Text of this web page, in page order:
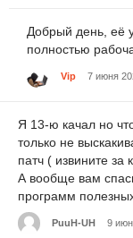
Добрый день, её
полностью
Vip 7 июня
Я 13-ю качал но
только не
патч ( извините за
А вообще вам
программ
PuuH-UH 9